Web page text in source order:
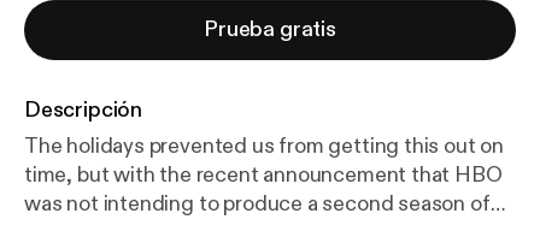
Prueba gratis
Descripción
The holidays prevented us from getting this out on
time, but with the recent announcement that HBO
was not intending to produce a second season of